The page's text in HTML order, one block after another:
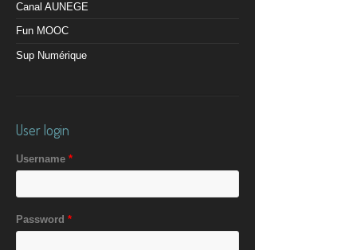
Canal AUNEGE
Fun MOOC
Sup Numérique
User login
Username *
Password *